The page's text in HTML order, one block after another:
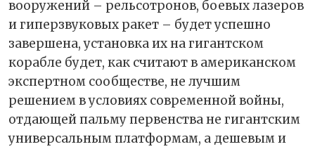
вооружений – рельсотронов, боевых лазеров
и гиперзвуковых ракет – будет успешно
завершена, установка их на гигантском
корабле будет, как считают в американском
экспертном сообществе, не лучшим
решением в условиях современной войны,
отдающей пальму первенства не гигантским
универсальным платформам, а дешевым и